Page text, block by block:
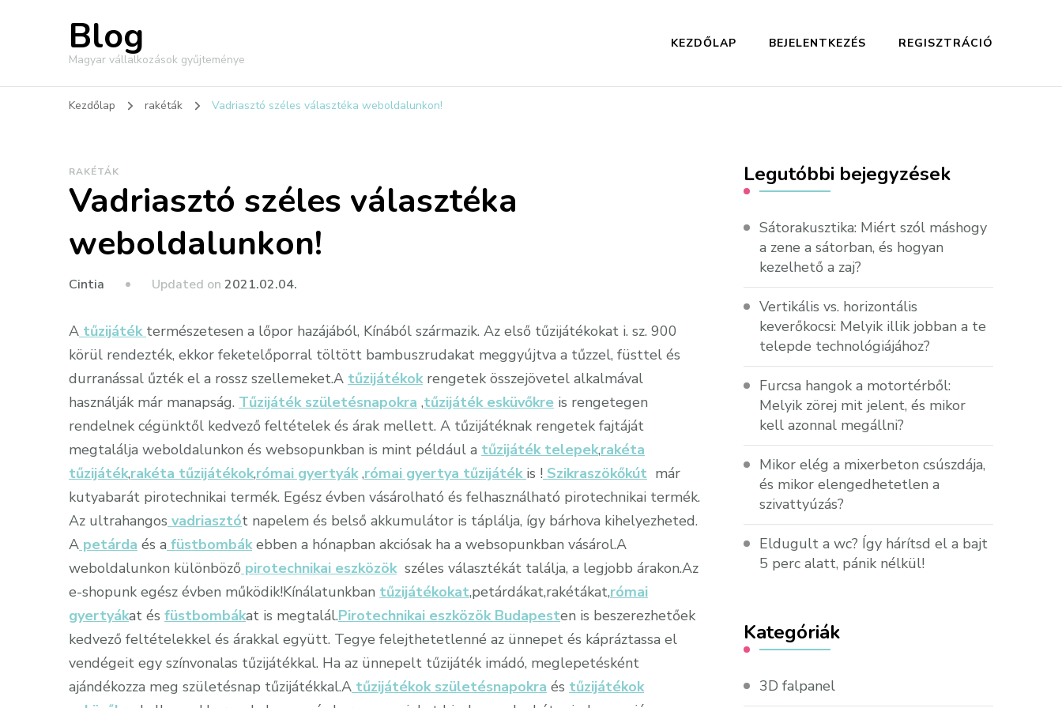
Blog
Magyar vállalkozások gyűjteménye
KEZDŐLAP BEJELENTKEZÉS REGISZTRÁCIÓ
Kezdőlap rakéták Vadriasztó széles választéka weboldalunkon!
RAKÉTÁK
Vadriasztó széles választéka
weboldalunkon!
Cintia Updated on 2021.02.04.
A tűzijáték természetesen a lőpor hazájából, Kínából származik. Az első tűzijátékokat i. sz. 900
körül rendezték, ekkor feketelőporral töltött bambuszrudakat meggyújtva a tűzzel, füsttel és
durranással űzték el a rossz szellemeket.A tűzijátékokrengetek összejövetel alkalmával
használják már manapság. Tűzijáték születésnapokra ,tűzijáték esküvőkre is rengetegen
rendelnek cégünktől kedvező feltételek és árak mellett. A tűzijátéknak rengetek fajtáját
megtalálja weboldalunkon és websopunkban is mint például a tűzijáték telepek,rakéta
tűzijáték,rakéta tűzijátékok,római gyertyák,római gyertya tűzijáték is ! Szikraszökőkút már
kutyabarát pirotechnikai termék. Egész évben vásárolható és felhasználható pirotechnikai termék.
Az ultrahangos vadriasztót napelem és belső akkumulátor is táplálja, így bárhova kihelyezheted.
A petárda és a füstbombákebben a hónapban akciósak ha a websopunkban vásárol.A
weboldalunkon különböző pirotechnikai eszközökszéles választékát találja, a legjobb árakon.Az
e-shopunk egész évben működik!Kínálatunkban tűzijátékokat,petárdákat,rakétákat,római
gyertyákat és füstbombákat is megtalál.Pirotechnikai eszközök Budapesten is beszerezhetőek
kedvező feltételekkel és árakkal együtt. Tegye felejthetetlenné az ünnepet és kápráztassa el
vendégeit egy színvonalas tűzijátékkal. Ha az ünnepelt tűzijáték imádó, meglepetésként
ajándékozza meg születésnap tűzijátékkal.A tűzijátékok születésnapokra és tűzijátékok
Legutóbbi bejegyzések
Sátorakusztika: Miért szól máshogy
a zene a sátorban, és hogyan
kezelhető a zaj?
Vertikális vs. horizontális
keverőkocsi: Melyik illik jobban a te
telepde technológiájához?
Furcsa hangok a motortérből:
Melyik zörej mit jelent, és mikor
kell azonnal megállni?
Mikor elég a mixerbeton csúszdája,
és mikor elengedhetetlen a
szivattyúzás?
Eldugult a wc? Így hárítsd el a bajt
5 perc alatt, pánik nélkül!
Kategóriák
3D falpanel